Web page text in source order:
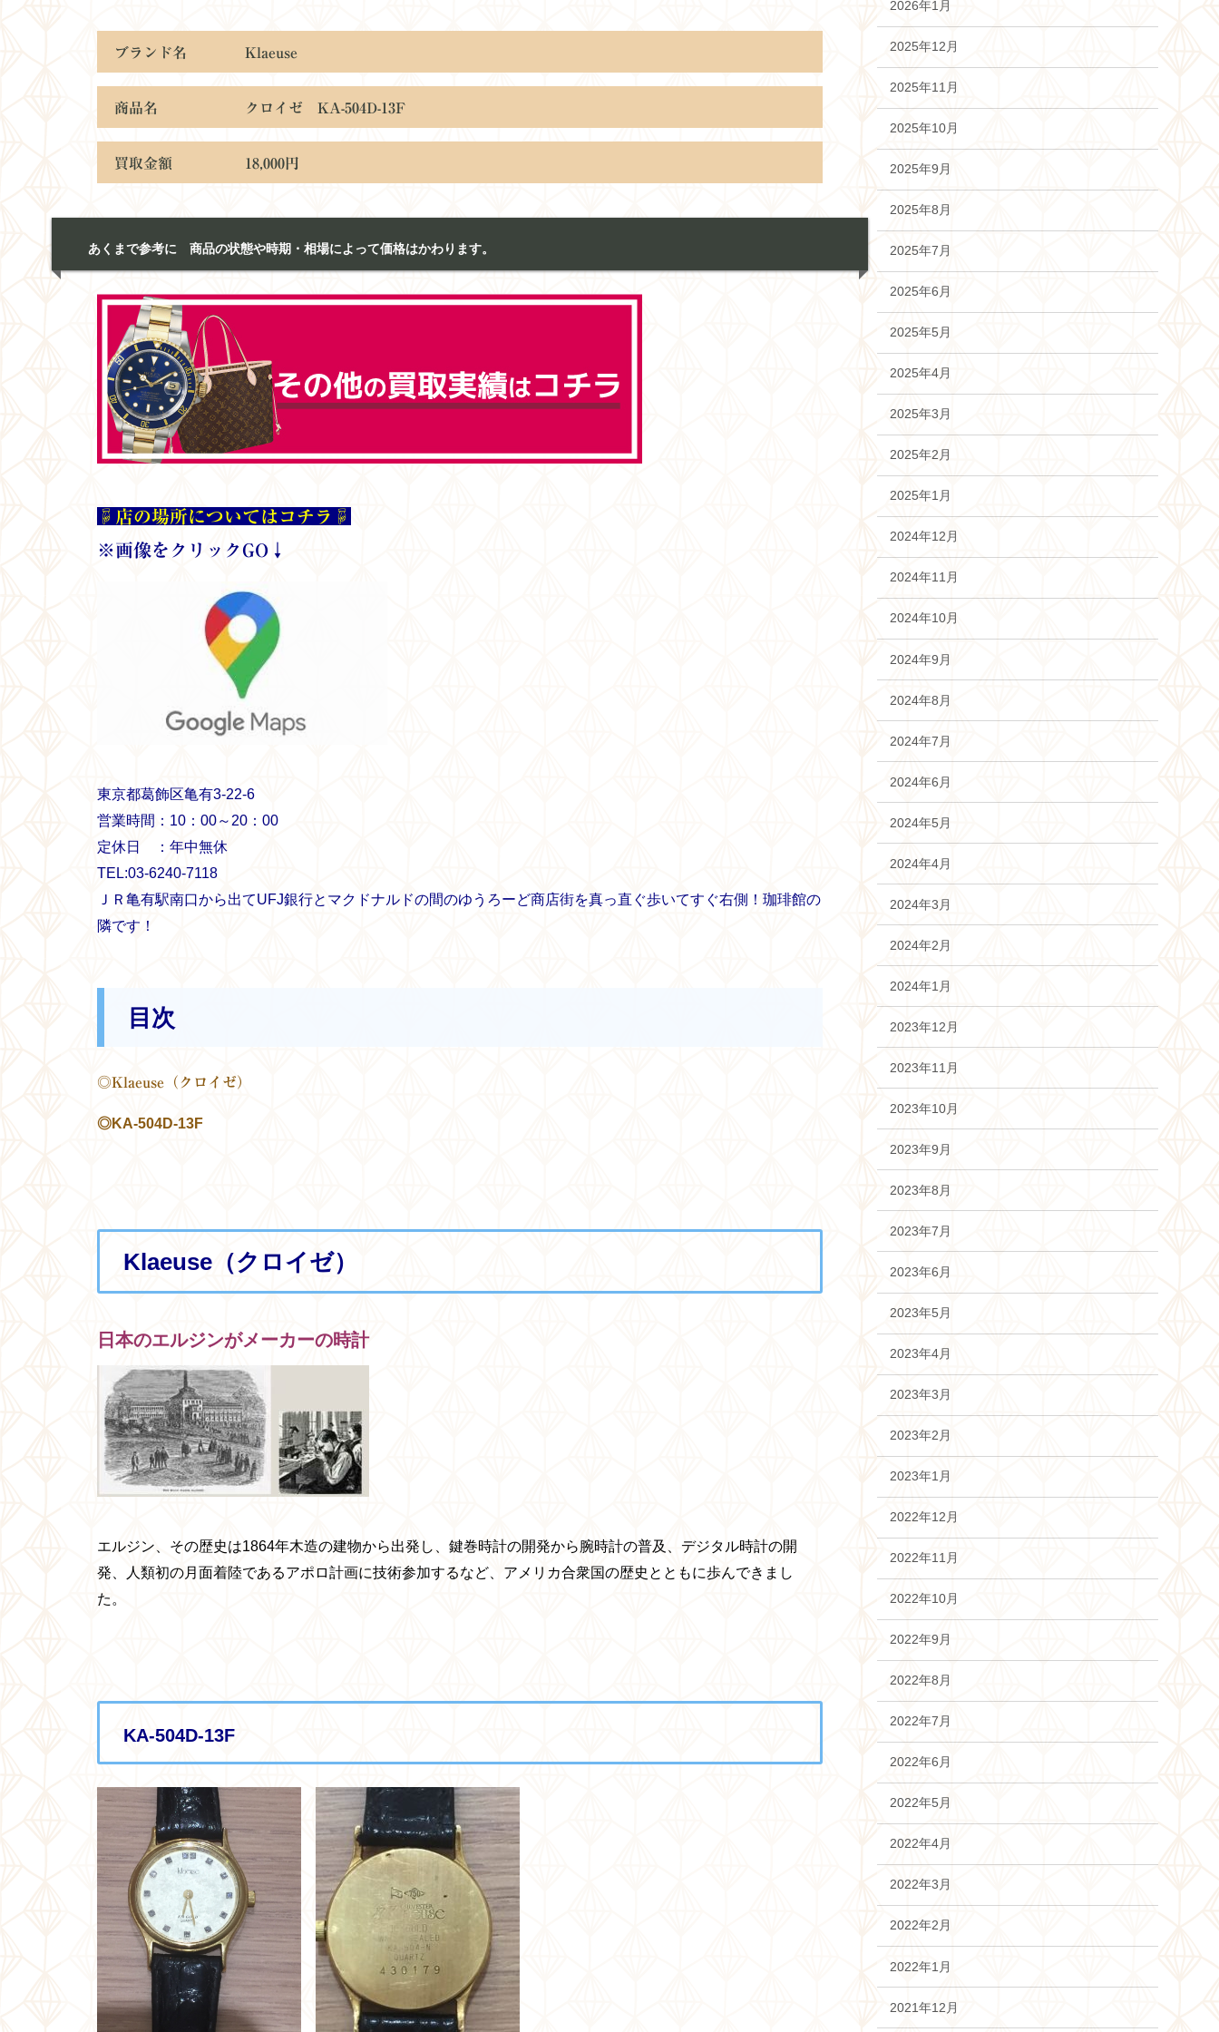
ブランド名 Klaeuse
商品名 クロイゼ KA-504D-13F
買取金額 18,000円
あくまで参考に 商品の状態や時期・相場によって価格はかわります。
☟店の場所についてはコチラ☟
※画像をクリックGO↓
東京都葛飾区亀有3-22-6
営業時間：10：00～20：00
定休日 ：年中無休
TEL:03-6240-7118
ＪＲ亀有駅南口から出てUFJ銀行とマクドナルドの間のゆうろーど商店街を真っ直ぐ歩いてすぐ右側！珈琲館の
隣です！
目次
◎Klaeuse（クロイゼ）
◎KA-504D-13F
Klaeuse（クロイゼ）
日本のエルジンがメーカーの時計
エルジン、その歴史は1864年木造の建物から出発し、鍵巻時計の開発から腕時計の普及、デジタル時計の開
発、人類初の月面着陸であるアポロ計画に技術参加するなど、アメリカ合衆国の歴史とともに歩んできまし
た。
KA-504D-13F
2026年1月
2025年12月
2025年11月
2025年10月
2025年9月
2025年8月
2025年7月
2025年6月
2025年5月
2025年4月
2025年3月
2025年2月
2025年1月
2024年12月
2024年11月
2024年10月
2024年9月
2024年8月
2024年7月
2024年6月
2024年5月
2024年4月
2024年3月
2024年2月
2024年1月
2023年12月
2023年11月
2023年10月
2023年9月
2023年8月
2023年7月
2023年6月
2023年5月
2023年4月
2023年3月
2023年2月
2023年1月
2022年12月
2022年11月
2022年10月
2022年9月
2022年8月
2022年7月
2022年6月
2022年5月
2022年4月
2022年3月
2022年2月
2022年1月
2021年12月